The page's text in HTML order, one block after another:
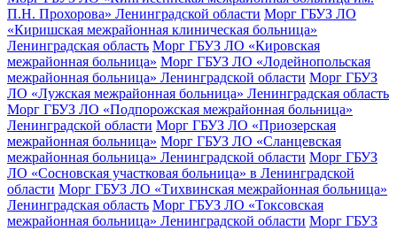
П.Н. Прохорова» Ленинградской области Морг ГБУЗ ЛО
«Киришская межрайонная клиническая больница»
Ленинградская область Морг ГБУЗ ЛО «Кировская
межрайонная больница» Морг ГБУЗ ЛО «Лодейнопольская
межрайонная больница» Ленинградской области Морг ГБУЗ
ЛО «Лужская межрайонная больница» Ленинградская область
Морг ГБУЗ ЛО «Подпорожская межрайонная больница»
Ленинградской области Морг ГБУЗ ЛО «Приозерская
межрайонная больница» Морг ГБУЗ ЛО «Сланцевская
межрайонная больница» Ленинградской области Морг ГБУЗ
ЛО «Сосновская участковая больница» в Ленинградской
области Морг ГБУЗ ЛО «Тихвинская межрайонная больница»
Ленинградская область Морг ГБУЗ ЛО «Токсовская
межрайонная больница» Ленинградской области Морг ГБУЗ